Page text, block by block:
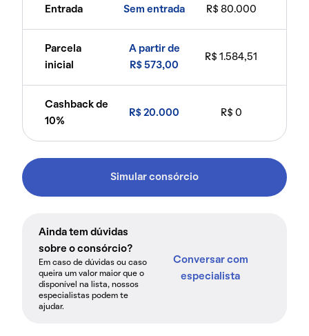
Entrada Sem entrada R$ 80.000
Parcela
inicial
A partir de
R$ 573,00
R$ 1.584,51
Cashback de
10%
R$ 20.000 R$ 0
Simular consórcio
Ainda tem dúvidas
sobre o consórcio?
Em caso de dúvidas ou caso
queira um valor maior que o
disponível na lista, nossos
especialistas podem te
ajudar.
Conversar com
especialista